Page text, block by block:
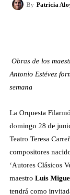
By Patricia
Obras de los
Antonio Estévez
semana
La Orquesta
domingo 28 de
Teatro Teresa
compositores
‘Autores Clásicos
maestro Luis
tendrá como